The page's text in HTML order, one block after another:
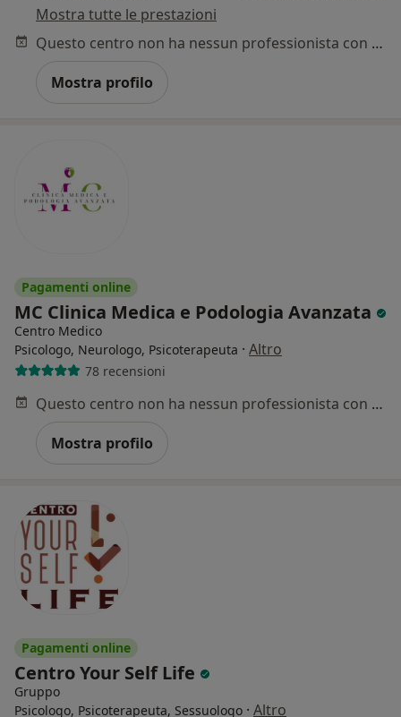
Mostra tutte le prestazioni
Questo centro non ha nessun professionista con date disponibili
Mostra profilo
Pagamenti online
MC Clinica Medica e Podologia Avanzata
Centro Medico
Psicologo, Neurologo, Psicoterapeuta · Altro
78 recensioni
Questo centro non ha nessun professionista con date disponibili
Mostra profilo
Pagamenti online
Centro Your Self Life
Gruppo
Psicologo, Psicoterapeuta, Sessuologo · Altro